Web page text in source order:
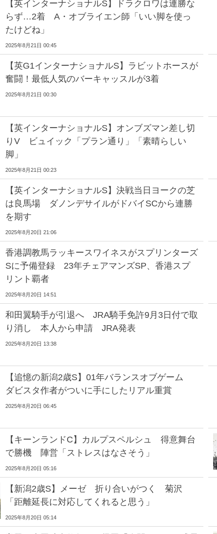
【英インターナショナルS】ドラクロワは連勝な
らず…2着 A・オブライエン師「いい脚を使っ
たけどね」
2025年8月21日 00:45
【英G1インターナショナルS】ラビットホースが
奮闘！最低人気のバーキャッスルが3着
2025年8月21日 00:30
【英インターナショナルS】オンブズマン差し切
りV ビュイック「プラン通り」「素晴らしい
脚」
2025年8月21日 00:23
【英インターナショナルS】決戦当日ヨークの芝
は良馬場 ダノンデサイルがドバイSCから連勝
を期す
2025年8月20日 21:06
香港調教馬ラッキースワイネスがスプリンターズ
Sに予備登録 23年チェアマンズSP、香港スプ
リント覇者
2025年8月20日 14:51
和田翼騎手が引退へ JRA騎手免許9月3日付で取
り消し 本人から申請 JRA発表
2025年8月20日 13:38
【追憶の新潟2歳S】01年バランスオブゲーム
ダビスタ作者がついに手にしたリアル重賞
2025年8月20日 06:45
【キーンランドC】カルプスペルシュ 得意舞台
で勝機 陣営「ストレスはなさそう」
2025年8月20日 05:16
【新潟2歳S】メーゼ 折り合いがつく 菊沢
「距離延長に対応してくれると思う」
2025年8月20日 05:14